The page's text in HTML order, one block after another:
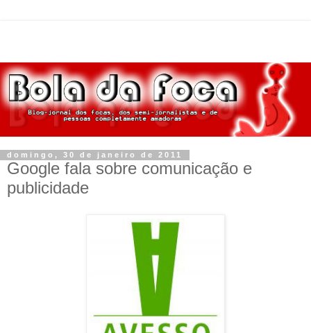
domingo, 30 de janeiro de 2011
Google fala sobre comunicação e
publicidade